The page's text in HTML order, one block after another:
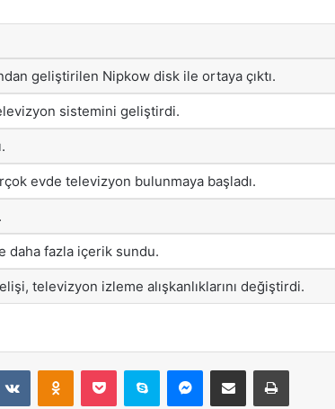
geliştirilen Nipkow disk ile ortaya çıktı.
sistemini geliştirdi.
evde televizyon bulunmaya başladı.
daha fazla içerik sundu.
televizyon izleme alışkanlıklarını değiştirdi.
VKontakteOdnoklassniki
Pocket Skype Messenger
E-Posta ile paylaş Yazdır